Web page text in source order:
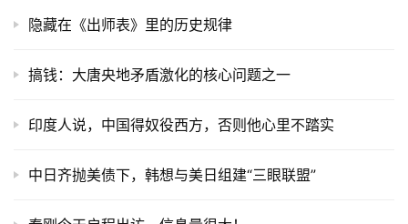
隐藏在《出师表》里的历史规律
搞钱：大唐央地矛盾激化的核心问题之一
印度人说，中国得奴役西方，否则他心里不踏实
中日齐抛美债下，韩想与美日组建“三眼联盟”